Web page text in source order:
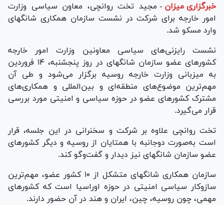
خبرگزاری میزان - مجید تخت روانچی، معاون سیاسی وزارت
امور خارجه برای شرکت در نشست سازمان همکاری شانگهای
وارد مسکو شد.
نشست رایزنی‌های سیاسی معاونین وزارت امور خارجه
کشور‌های عضو سازمان شانگهای در روز پنجشنبه، ۱۴ فروردین
به میزبانی وزارت خارجه روسیه برگزار می‌شود و طی آن
مهم‌ترین موضوع‌های منطقه‌ای و بین‌المللی و همکاری‌های
مشترک کشور‌های عضو در حوزه سیاسی و امنیتی مورد بررسی
قرار می‌گیرد.
تخت روانچی علاوه بر شرکت و سخنرانی در این جلسه، قرار
است به‌صورت دوجانبه با همتایان از روسیه و دیگر کشور‌های
عضو سازمان شانگهای نیز دیدار و گفت‌و‌گو کند.
سازمان همکاری شانگهای متشکل از ۱۰ کشور عضو، مهم‌ترین
سازوکار سیاسی امنیتی در حوزه اوراسیا است که کشور‌های
مهمی، چون روسیه، چین، ایران و هند در آن حضور دارند.